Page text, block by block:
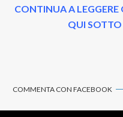
CONTINUA A
QUI SOTTO
COMMENTA CON FACEBOOK